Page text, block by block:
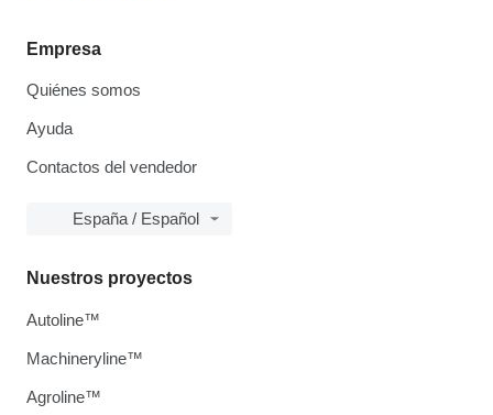
Empresa
Quiénes somos
Ayuda
Contactos del vendedor
España / Español
Nuestros proyectos
Autoline™
Machineryline™
Agroline™